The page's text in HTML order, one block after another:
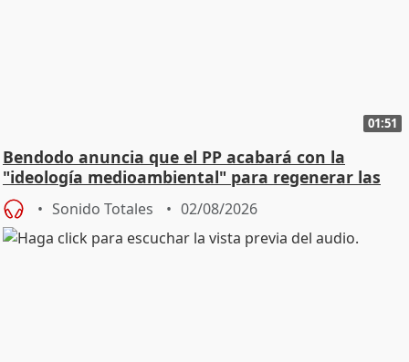
01:51
Bendodo anuncia que el PP acabará con la
"ideología medioambiental" para regenerar las
playas
Sonido Totales 02/08/2026